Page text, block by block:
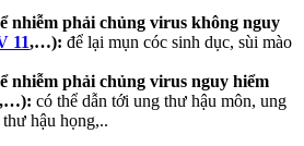
nhiễm phải chủng virus không nguy
11,…): để lại mụn cóc sinh dục, sùi mào
nhiễm phải chủng virus nguy hiểm
có thể dẫn tới ung thư hậu môn, ung
hậu họng,..